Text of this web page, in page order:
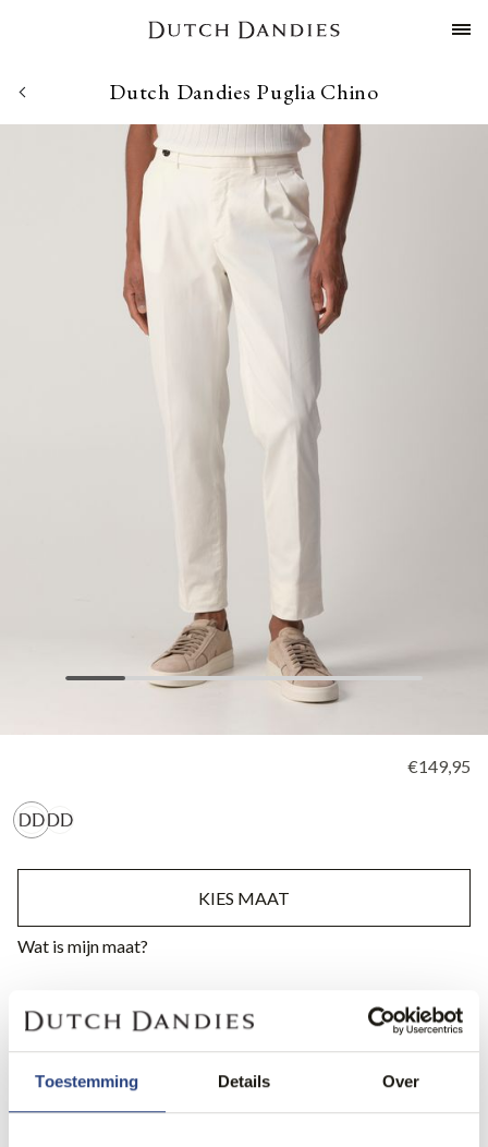
Toestemming Details Over
Dutch Dandies Puglia Chino
€149,95
KIES MAAT
Wat is mijn maat?
Dutch Dandies - Chino biedt een moderne pasvorm in de
kleur coconut milk. Deze chino heeft handige steekzakken
Lees meer